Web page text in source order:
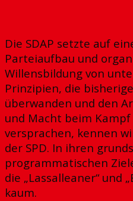
Die SDAP setzte auf
Parteiaufbau und
Willensbildung von
Prinzipien, die
überwanden und den
und Macht beim
versprachen, kennen
der SPD. In ihren
programmatischen
die „Lassalleaner“ und
kaum.